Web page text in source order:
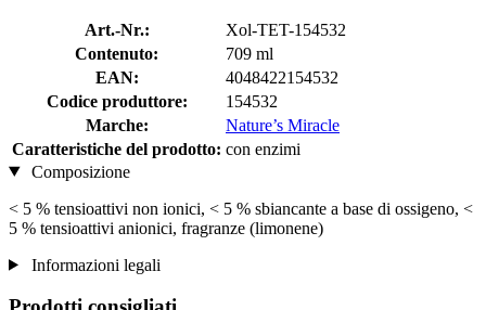
Art.-Nr.:
Xol-TET-154532
Contenuto:
709 ml
EAN:
4048422154532
Codice produttore:
154532
Marche:
Nature’s Miracle
Caratteristiche del prodotto: con enzimi
Composizione
< 5 % tensioattivi non ionici, < 5 % sbiancante a base di ossigeno, <
5 % tensioattivi anionici, fragranze (limonene)
Informazioni legali